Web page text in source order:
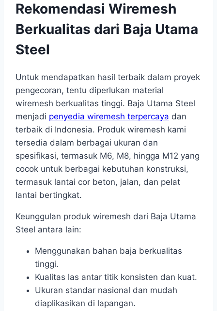
Rekomendasi Wiremesh
Berkualitas dari Baja Utama
Steel
Untuk mendapatkan hasil terbaik dalam proyek
pengecoran, tentu diperlukan material
wiremesh berkualitas tinggi. Baja Utama Steel
menjadi penyedia wiremesh terpercaya dan
terbaik di Indonesia. Produk wiremesh kami
tersedia dalam berbagai ukuran dan
spesifikasi, termasuk M6, M8, hingga M12 yang
cocok untuk berbagai kebutuhan konstruksi,
termasuk lantai cor beton, jalan, dan pelat
lantai bertingkat.
Keunggulan produk wiremesh dari Baja Utama
Steel antara lain:
Menggunakan bahan baja berkualitas
tinggi.
Kualitas las antar titik konsisten dan kuat.
Ukuran standar nasional dan mudah
diaplikasikan di lapangan.